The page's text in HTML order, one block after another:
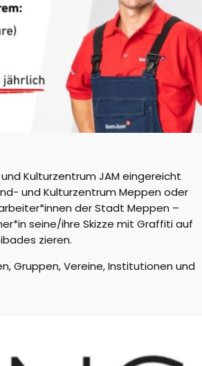
Kulturzentrum JAM eingereicht
und Kulturzentrum Meppen oder
der Stadt Meppen –
seine/ihre Skizze mit Graffiti auf
zieren.
Gruppen, Vereine, Institutionen und